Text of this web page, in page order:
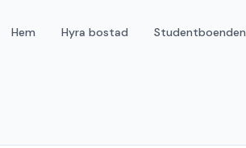
Hem Hyra bostad Studentboenden